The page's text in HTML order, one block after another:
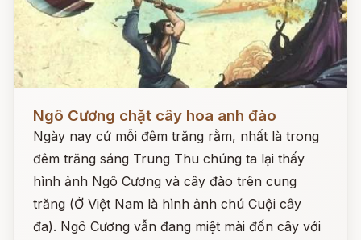
Ngô Cương chặt cây hoa anh đào
Ngày nay cứ mỗi đêm trăng rằm, nhất là trong
đêm trăng sáng Trung Thu chúng ta lại thấy
hình ảnh Ngô Cương và cây đào trên cung
trăng (Ở Việt Nam là hình ảnh chú Cuội cây
đa). Ngô Cương vẫn đang miệt mài đốn cây với